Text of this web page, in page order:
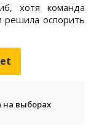
хотя команда
решила оспорить
на выборах